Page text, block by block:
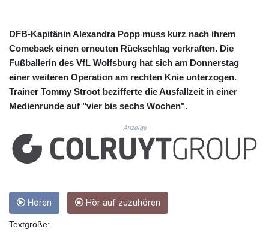
CZK 24.258158
DJF 205.267449
DKK 7.477932
DOP 67.289164
EGP 57.293288
ERN 17.342035
ETB 186.049588
FJD 2.553384
FKP 0.8566
GGP 0.8566
GHS 13.526832
GIP 0.8566
DFB-Kapitänin Alexandra Popp muss kurz nach ihrem
Comeback einen erneuten Rückschlag verkraften. Die
Fußballerin des VfL Wolfsburg hat sich am Donnerstag
einer weiteren Operation am rechten Knie unterzogen.
Trainer Tommy Stroot bezifferte die Ausfallzeit in einer
Medienrunde auf "vier bis sechs Wochen".
Anzeige
Hören Hör auf zuzuhören
Textgröße: